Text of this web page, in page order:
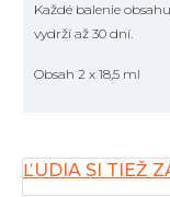
Každé balenie
vydrží až 30 dní.
Obsah 2 x 18,5 ml
ĽUDIA SI TIEŽ